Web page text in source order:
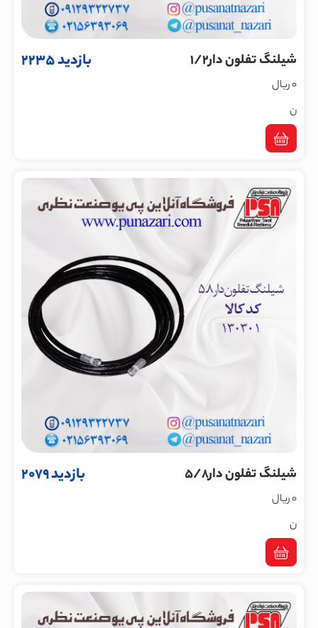
شیلنگ تفلون دار1/2 بازدید 2235
0 ریال
ن
شیلنگ تفلون دار5/8 بازدید 2079
0 ریال
ن